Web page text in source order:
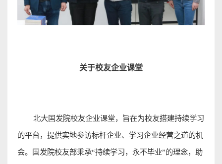
关于校友企业课堂
北大国发院校友企业课堂，旨在为校友搭建持续学习
的平台，提供实地参访标杆企业、学习企业经营之道的机
会。
国发院校友部秉承“持续学习，永不毕业”的理念，助